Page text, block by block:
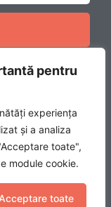
pentru
experiența
și a analiza
toate",
module cookie.
Acceptare toate
ne apartin.
a textelor sau a
este posibilă
Pirateria
legii.